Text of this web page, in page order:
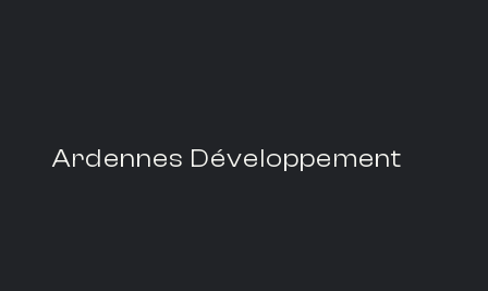
Ardennes Développement